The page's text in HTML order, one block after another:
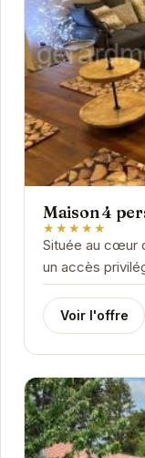
Maison 4
★★★★★
Située au cœur
un accès
beauté
Voir l'offre